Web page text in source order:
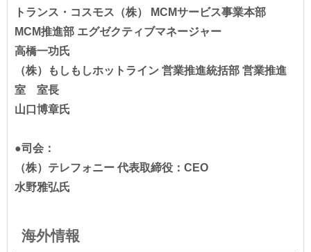
トランス・コスモス（株） MCMサービス事業本部
MCM推進部 エグゼクティブマネージャー
高橋一功氏
（株）もしもしホットライン 営業推進統括部 営業推進
室 室長
山口博章氏
●司会：
（株）テレフォニー 代表取締役：CEO
水野雅弘氏
海外情報